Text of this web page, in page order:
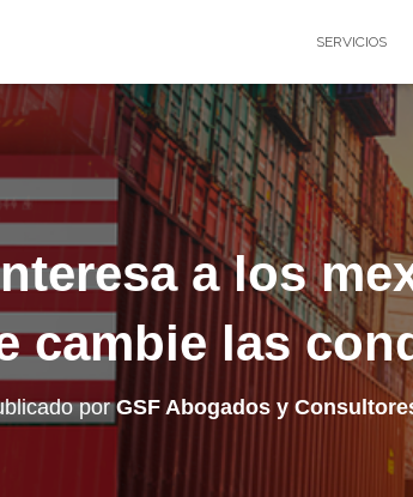
SERVICIOS
a los
cambie las
porGSF Abogados y